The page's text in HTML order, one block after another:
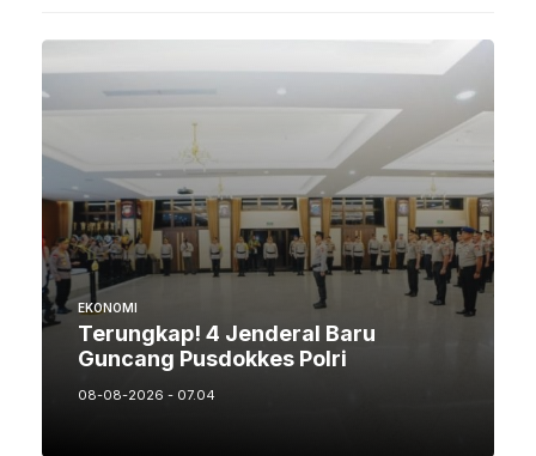
EKONOMI
Terungkap! 4 Jenderal Baru
Guncang Pusdokkes Polri
08-08-2026 - 07.04